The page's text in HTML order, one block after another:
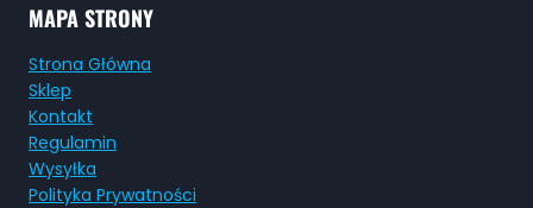
MAPA STRONY
Strona Główna
Sklep
Kontakt
Regulamin
Wysyłka
Polityka Prywatności